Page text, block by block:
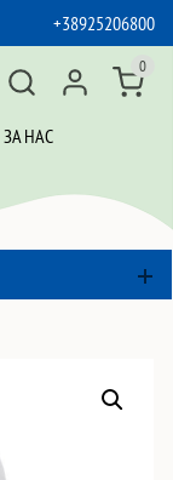
+38925206800
ЗА НАС
0